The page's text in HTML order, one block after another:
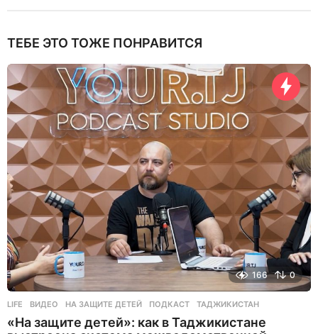
ТЕБЕ ЭТО ТОЖЕ ПОНРАВИТСЯ
166 0
LIFE ВИДЕО ,НА ЗАЩИТЕ ДЕТЕЙ ,ПОДКАСТ ,ТАДЖИКИСТАН
«На защите детей»: как в Таджикистане